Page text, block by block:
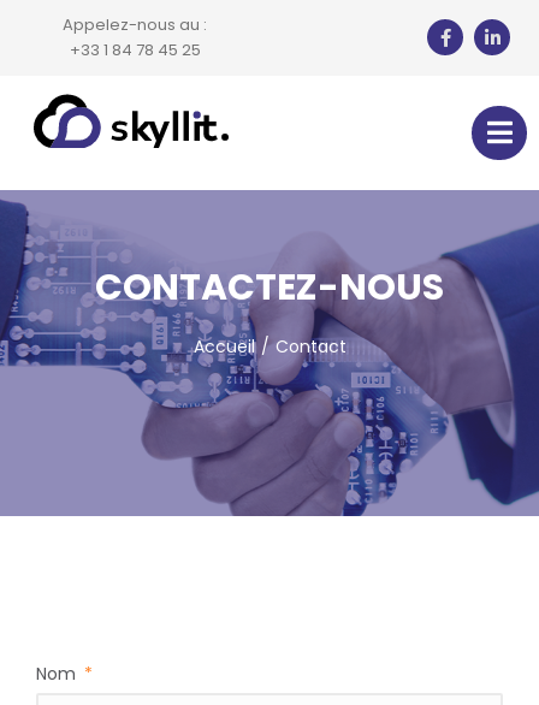
Appelez-nous au :
+33 1 84 78 45 25
CONTACTEZ-NOUS​
Vous êtes ici : Accueil Contact
Nom